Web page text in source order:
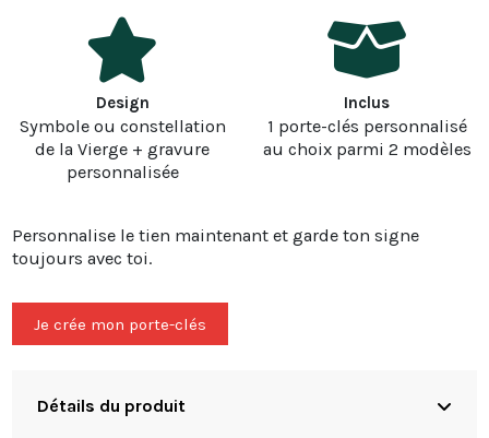
Design
Symbole ou constellation
de la Vierge + gravure
personnalisée
Inclus
1 porte-clés personnalisé
au choix parmi 2 modèles
Personnalise le tien maintenant et garde ton signe
toujours avec toi.
Je crée mon porte-clés
Détails du produit